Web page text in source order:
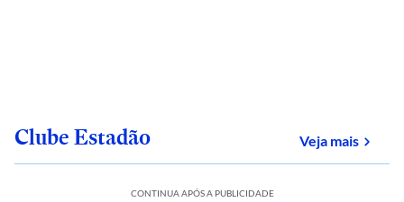
Clube Estadão Veja maissobre
CONTINUA APÓS A PUBLICIDADE